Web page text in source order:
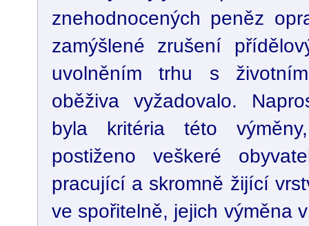
znehodnocených peněz
zamýšlené zrušení
uvolněním trhu s
oběživa vyžadovalo.
byla kritéria této
postiženo veškeré
pracující a skromně žijící
ve spořitelně, jejich výměna